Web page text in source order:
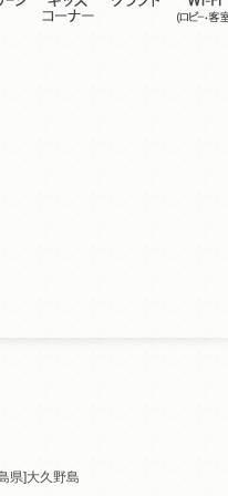
県]大久野島